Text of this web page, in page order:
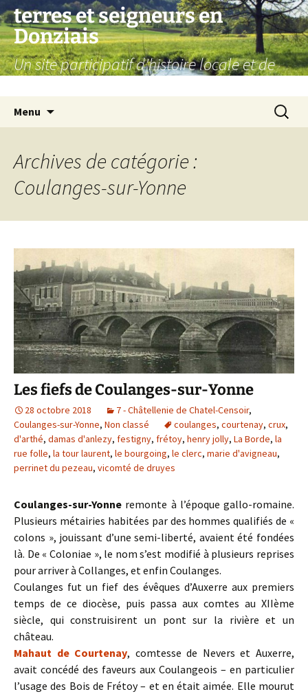
Aller
au
contenu
terres et seigneurs en
Donziais
Un site participatif d'histoire locale et de
Menu
Archives de catégorie :
Coulanges-sur-Yonne
Les fiefs de Coulanges-sur-Yonne
28 octobre 2018 7 - Châtellenie de Chatel-Censoir,
Coulanges-sur-Yonne, Non classé coulanges, courtenay, crux,
d'arthé, damas d'anlezy, festigny, frétoy, henry jolly, La Borde, la
rue folle, la tour laurent, le bourgoing, le clerc, marie d'avigneau,
perrinet du pezeau, vicomté de druyes
Coulanges-sur-Yonne remonte à l’époque gallo-romaine.
Plusieurs métairies habitées par des hommes qualifiés de «
colons », jouissant d’une semi-liberté, avaient été fondées
là. De « Coloniae », le nom s’est modifié à plusieurs reprises
pour arriver à Collanges, et enfin Coulanges.
Coulanges fut un fief des évêques d’Auxerre aux premiers
temps de ce diocèse, puis passa aux comtes au XIIème
siècle, qui construisirent un pont sur la rivière et un
château.
Mahaut de Courtenay, comtesse de Nevers et Auxerre,
avait concédé des faveurs aux Coulangeois – en particulier
l’usage des Bois de Frétoy – et en était aimée. Elle mourut